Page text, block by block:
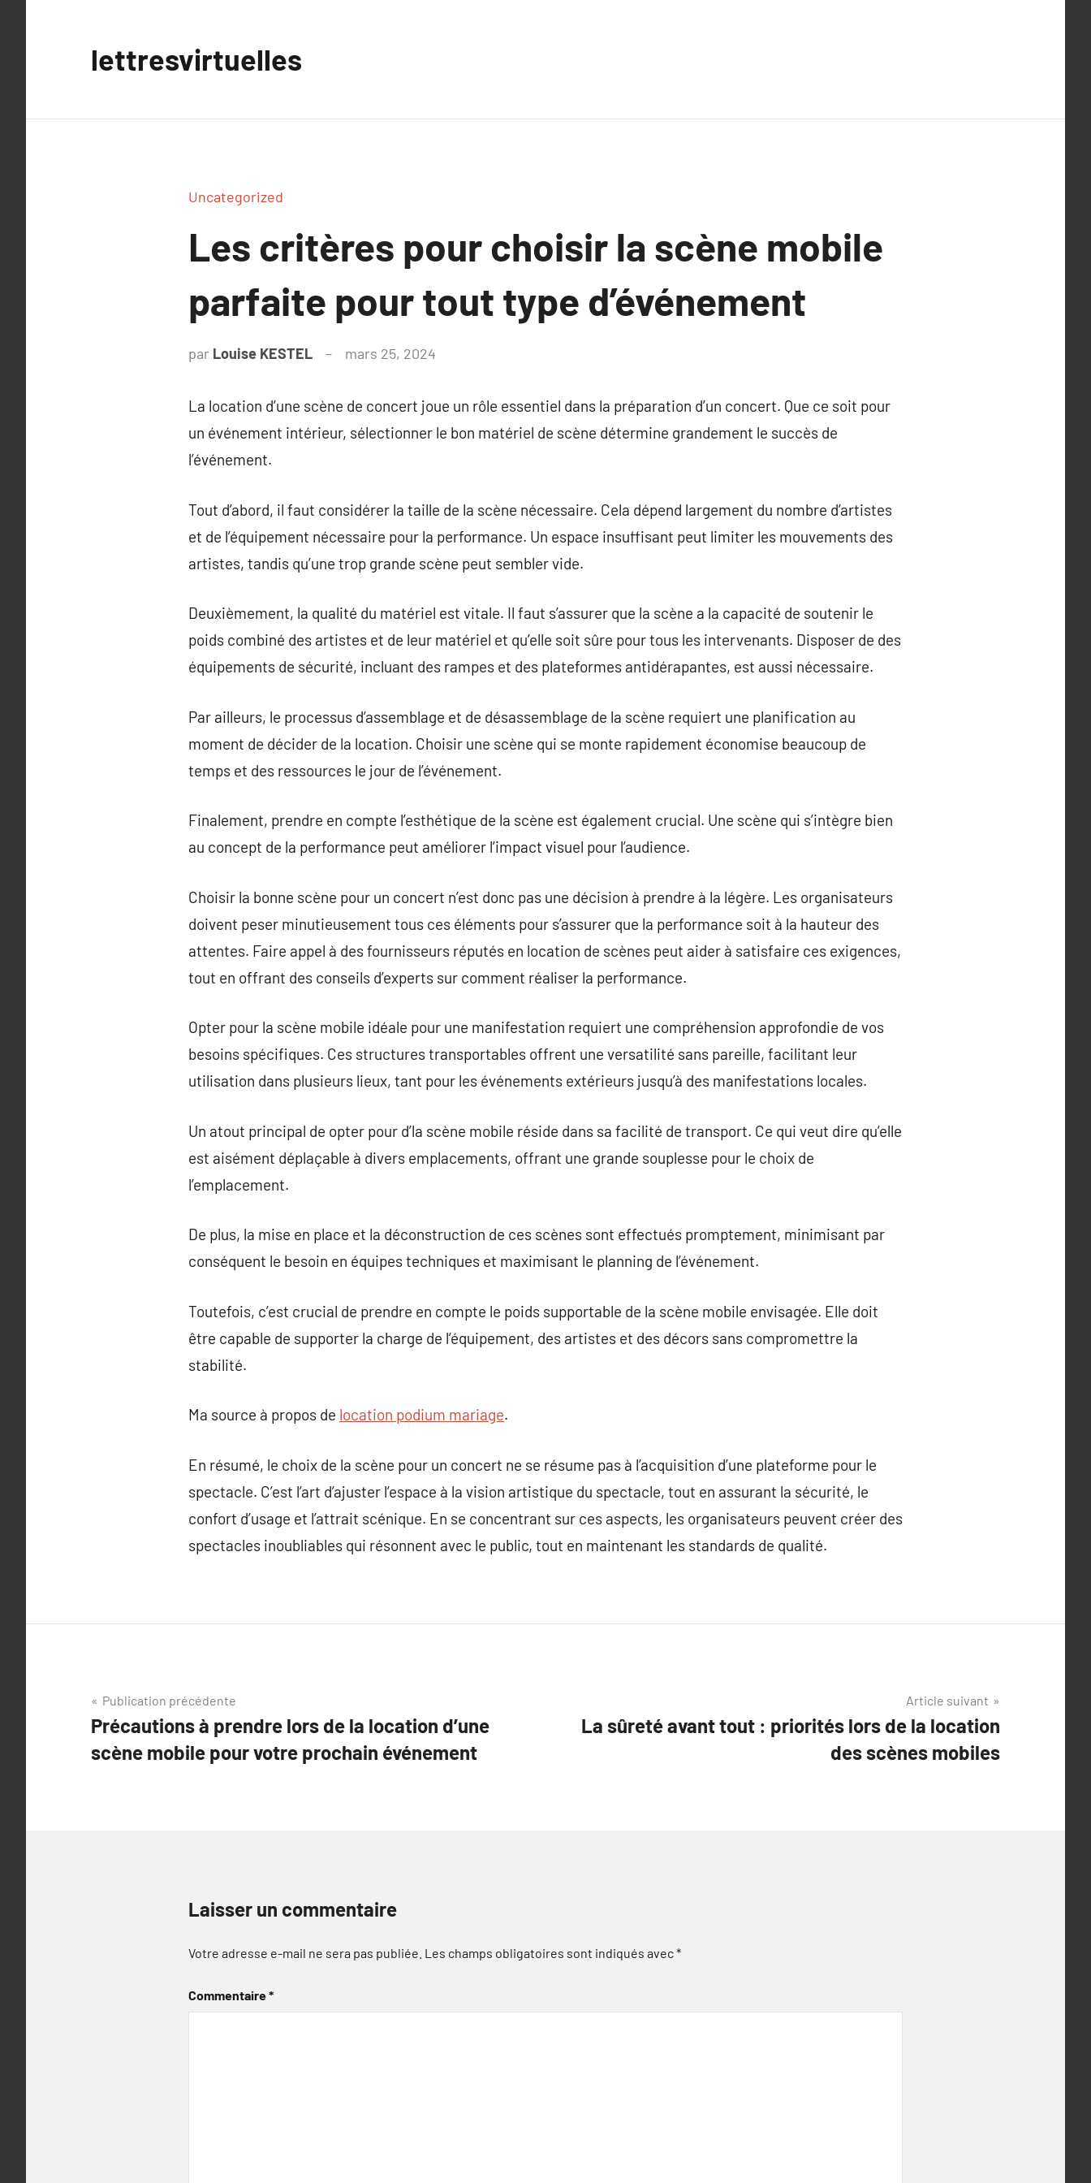
lettresvirtuelles
Uncategorized
Les critères pour choisir la scène mobile
parfaite pour tout type d’événement
par Louise KESTEL mars 25, 2024
La location d’une scène de concert joue un rôle essentiel dans la préparation d’un concert. Que ce soit pour
un événement intérieur, sélectionner le bon matériel de scène détermine grandement le succès de
l’événement.
Tout d’abord, il faut considérer la taille de la scène nécessaire. Cela dépend largement du nombre d’artistes
et de l’équipement nécessaire pour la performance. Un espace insuffisant peut limiter les mouvements des
artistes, tandis qu’une trop grande scène peut sembler vide.
Deuxièmement, la qualité du matériel est vitale. Il faut s’assurer que la scène a la capacité de soutenir le
poids combiné des artistes et de leur matériel et qu’elle soit sûre pour tous les intervenants. Disposer de des
équipements de sécurité, incluant des rampes et des plateformes antidérapantes, est aussi nécessaire.
Par ailleurs, le processus d’assemblage et de désassemblage de la scène requiert une planification au
moment de décider de la location. Choisir une scène qui se monte rapidement économise beaucoup de
temps et des ressources le jour de l’événement.
Finalement, prendre en compte l’esthétique de la scène est également crucial. Une scène qui s’intègre bien
au concept de la performance peut améliorer l’impact visuel pour l’audience.
Choisir la bonne scène pour un concert n’est donc pas une décision à prendre à la légère. Les organisateurs
doivent peser minutieusement tous ces éléments pour s’assurer que la performance soit à la hauteur des
attentes. Faire appel à des fournisseurs réputés en location de scènes peut aider à satisfaire ces exigences,
tout en offrant des conseils d’experts sur comment réaliser la performance.
Opter pour la scène mobile idéale pour une manifestation requiert une compréhension approfondie de vos
besoins spécifiques. Ces structures transportables offrent une versatilité sans pareille, facilitant leur
utilisation dans plusieurs lieux, tant pour les événements extérieurs jusqu’à des manifestations locales.
Un atout principal de opter pour d’la scène mobile réside dans sa facilité de transport. Ce qui veut dire qu’elle
est aisément déplaçable à divers emplacements, offrant une grande souplesse pour le choix de
l’emplacement.
De plus, la mise en place et la déconstruction de ces scènes sont effectués promptement, minimisant par
conséquent le besoin en équipes techniques et maximisant le planning de l’événement.
Toutefois, c’est crucial de prendre en compte le poids supportable de la scène mobile envisagée. Elle doit
être capable de supporter la charge de l’équipement, des artistes et des décors sans compromettre la
stabilité.
Ma source à propos de location podium mariage.
En résumé, le choix de la scène pour un concert ne se résume pas à l’acquisition d’une plateforme pour le
spectacle. C’est l’art d’ajuster l’espace à la vision artistique du spectacle, tout en assurant la sécurité, le
confort d’usage et l’attrait scénique. En se concentrant sur ces aspects, les organisateurs peuvent créer des
spectacles inoubliables qui résonnent avec le public, tout en maintenant les standards de qualité.
Navigation
de
l’article
Publication précédente
Précautions à prendre lors de la location d’une
scène mobile pour votre prochain événement
Article suivant
La sûreté avant tout : priorités lors de la location
des scènes mobiles
Laisser un commentaire
Votre adresse e-mail ne sera pas publiée. Les champs obligatoires sont indiqués avec*
Commentaire*